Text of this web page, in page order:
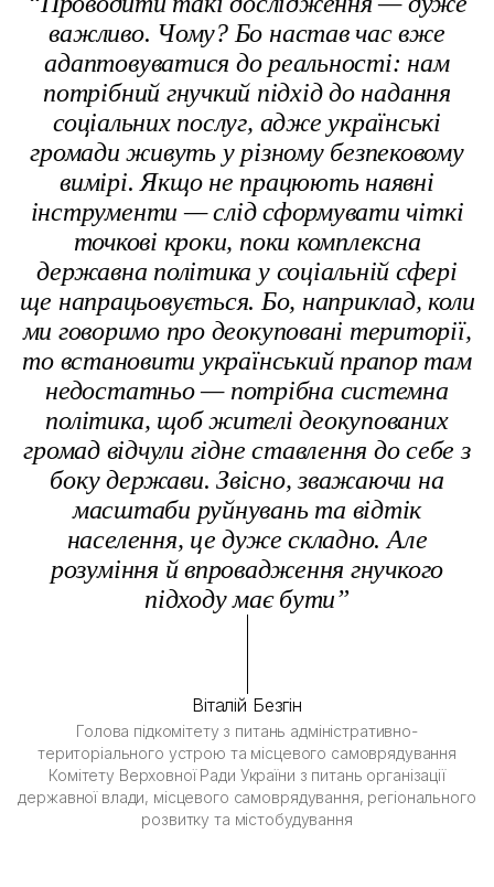
важливо. Чому? Бо настав час вже
адаптовуватися до реальності: нам
потрібний гнучкий підхід до надання
соціальних послуг, адже українські
громади живуть у різному безпековому
вимірі. Якщо не працюють наявні
інструменти — слід сформувати чіткі
точкові кроки, поки комплексна
державна політика у соціальній сфері
ще напрацьовується. Бо, наприклад, коли
ми говоримо про деокуповані території,
то встановити український прапор там
недостатньо — потрібна системна
політика, щоб жителі деокупованих
громад відчули гідне ставлення до себе з
боку держави. Звісно, зважаючи на
масштаби руйнувань та відтік
населення, це дуже складно. Але
розуміння й впровадження гнучкого
підходу має бути”
Віталій Безгін
Голова підкомітету з питань адміністративно-
територіального устрою та місцевого самоврядування
Комітету Верховної Ради України з питань організації
державної влади, місцевого самоврядування, регіонального
розвитку та містобудування